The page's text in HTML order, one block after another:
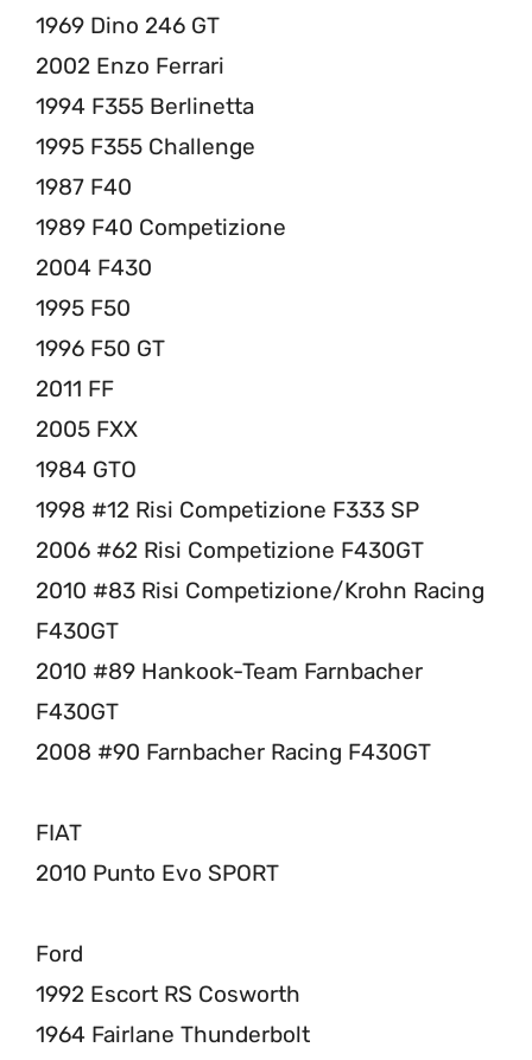
1969 Dino 246 GT
2002 Enzo Ferrari
1994 F355 Berlinetta
1995 F355 Challenge
1987 F40
1989 F40 Competizione
2004 F430
1995 F50
1996 F50 GT
2011 FF
2005 FXX
1984 GTO
1998 #12 Risi Competizione F333 SP
2006 #62 Risi Competizione F430GT
2010 #83 Risi Competizione/Krohn Racing
F430GT
2010 #89 Hankook-Team Farnbacher
F430GT
2008 #90 Farnbacher Racing F430GT
FIAT
2010 Punto Evo SPORT
Ford
1992 Escort RS Cosworth
1964 Fairlane Thunderbolt